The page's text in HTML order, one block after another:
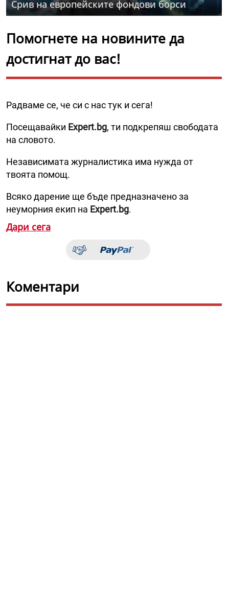
Срив на европейските фондови борси
Помогнете на новините да
достигнат до вас!
Радваме се, че си с нас тук и сега!
Посещавайки Expert.bg, ти подкрепяш свободата
на словото.
Независимата журналистика има нужда от
твоята помощ.
Всяко дарение ще бъде предназначено за
неуморния екип на Expert.bg.
Дари сега
Коментари